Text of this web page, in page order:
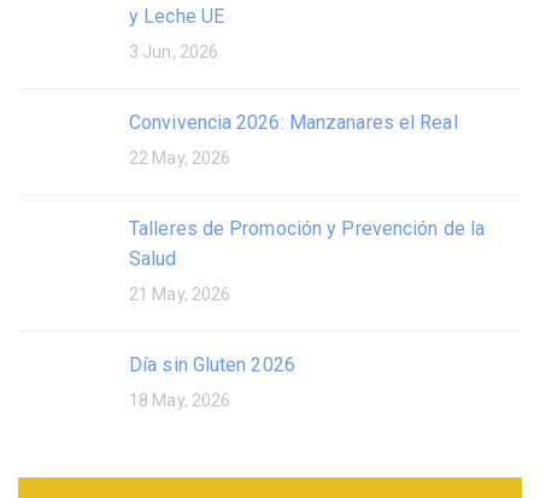
y Leche UE
3 Jun, 2026
Convivencia 2026: Manzanares el Real
22 May, 2026
Talleres de Promoción y Prevención de la
Salud
21 May, 2026
Día sin Gluten 2026
18 May, 2026